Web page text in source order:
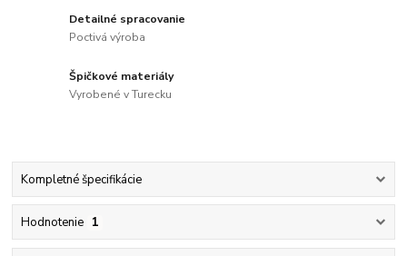
Detailné spracovanie
Poctivá výroba
Špičkové materiály
Vyrobené v Turecku
Kompletné špecifikácie
Hodnotenie 1